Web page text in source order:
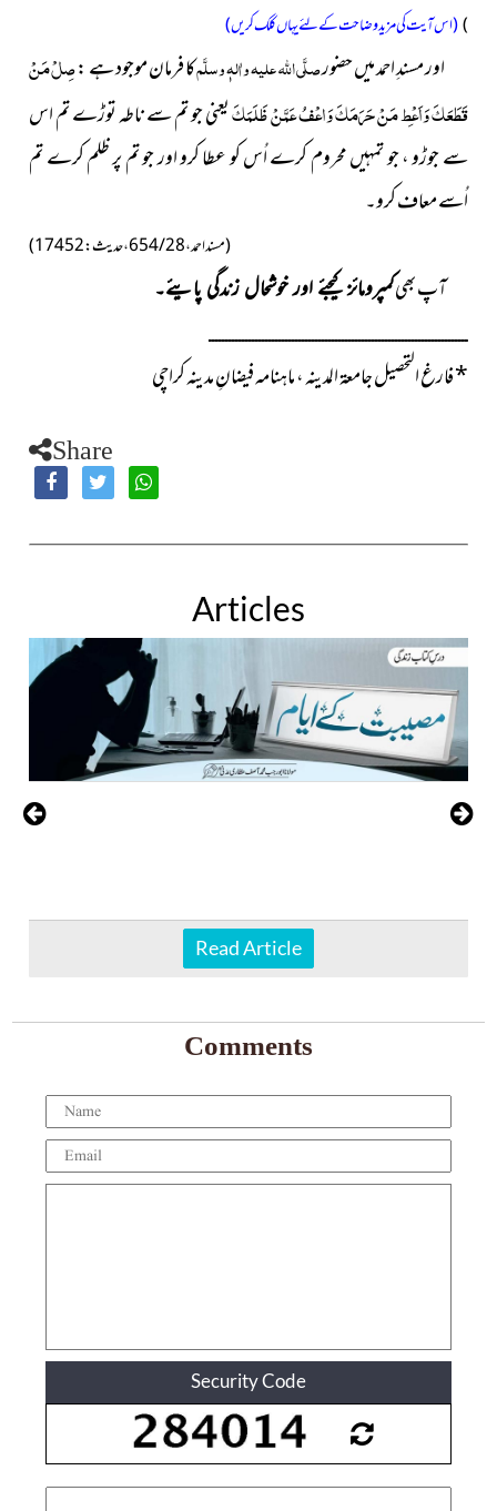
)(اس آیت کی مزید وضاحت کے لئے یہاں کلک کریں)
اور مسندِ احمد میں حضورصلَّی اللہ علیہ واٰلہٖ وسلَّمکا فرمان موجود ہے :صِلْ مَنْ
قَطَعَكَ وَاَعْطِ مَنْ حَرَمَكَ وَاعْفُ عَمَّنْ ظَلَمَكَیعنی جو تم سے ناطہ توڑے تم اس
سے جوڑو ، جو تمہیں محروم کرے اُس کو عطا کرو اور جو تم پر ظلم کرے تم
اُسے معاف کرو۔
( مسند احمد ، 28 / 654 ، حدیث : 17452 )
آپ بھیکمپرومائز کیجئے اور خوشحال زندگی پایئے۔
ــــــــــــــــــــــــــــــــــــــــــــــــــــــــــــــــــــــــــــــ
*فارغ التحصیل جامعۃ المدینہ ، ماہنامہ فیضانِ مدینہ کراچی
Share
Articles
Read Article
Comments
Security Code